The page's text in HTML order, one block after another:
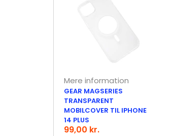
Mere information
GEAR MAGSERIES
TRANSPARENT
MOBILCOVER TIL IPHONE
14 PLUS
99,00 kr.